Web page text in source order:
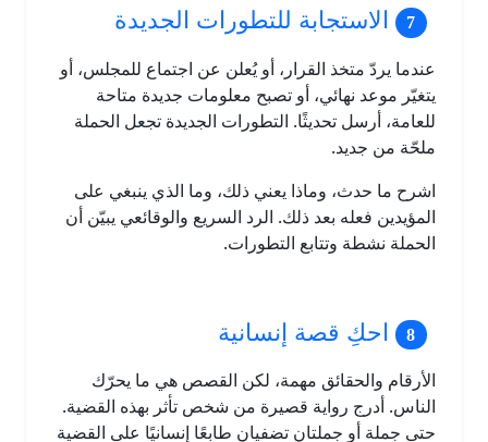
الاستجابة للتطورات الجديدة
عندما يردّ متخذ القرار، أو يُعلن عن اجتماع للمجلس، أو
يتغيّر موعد نهائي، أو تصبح معلومات جديدة متاحة
للعامة، أرسل تحديثًا. التطورات الجديدة تجعل الحملة
ملحّة من جديد.
اشرح ما حدث، وماذا يعني ذلك، وما الذي ينبغي على
المؤيدين فعله بعد ذلك. الرد السريع والوقائعي يبيّن أن
الحملة نشطة وتتابع التطورات.
احكِ قصة إنسانية
الأرقام والحقائق مهمة، لكن القصص هي ما يحرّك
الناس. أدرج رواية قصيرة من شخص تأثر بهذه القضية.
حتى جملة أو جملتان تضفيان طابعًا إنسانيًا على القضية